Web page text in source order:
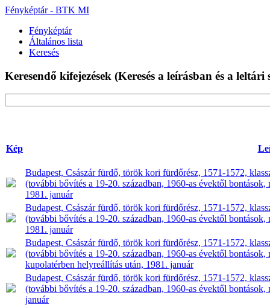
Fényképtár - BTK MI
Fényképtár
Általános lista
Keresés
Keresendő kifejezések (Keresés a leírásban és a
Kép
Budapest, Császár fürdő, török kori fürdőrész, 1571-1572,
(további bővítés a 19-20. században, 1960-as évektől
1981. január
Budapest, Császár fürdő, török kori fürdőrész, 1571-1572,
(további bővítés a 19-20. században, 1960-as évektől
1981. január
Budapest, Császár fürdő, török kori fürdőrész, 1571-1572,
(további bővítés a 19-20. században, 1960-as évektől
kupolatérben helyreállítás után, 1981. január
Budapest, Császár fürdő, török kori fürdőrész, 1571-1572,
(további bővítés a 19-20. században, 1960-as évektől
január